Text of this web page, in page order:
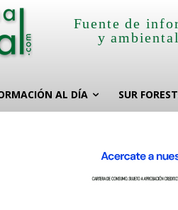
Fuente de
y
AL DÍA SUR